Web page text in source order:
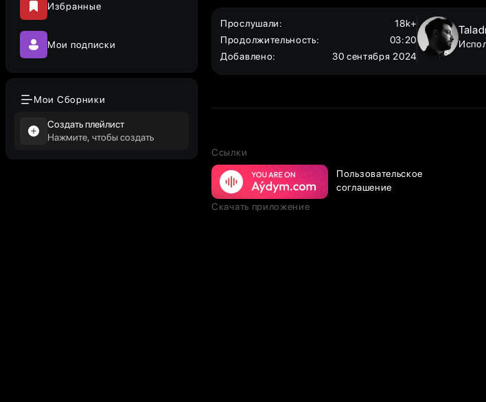
Избранные
Мои подписки
Мои Сборники
Создать плейлист
Нажмите, чтобы создать
Прослушали:
18k+
Продолжительность:
03:20
Добавлено: 30 сентября 2024
Ссылки
Пользовательское
соглашение
Скачать приложение